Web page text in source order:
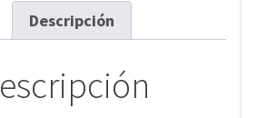
Descripción